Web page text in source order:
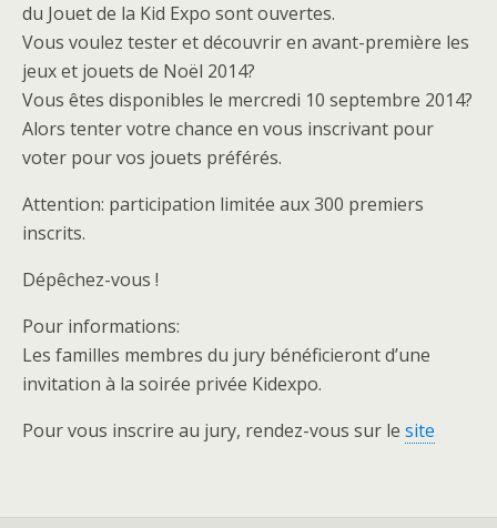
du Jouet de la Kid Expo sont ouvertes.
Vous voulez tester et découvrir en avant-première les
jeux et jouets de Noël 2014?
Vous êtes disponibles le mercredi 10 septembre 2014?
Alors tenter votre chance en vous inscrivant pour
voter pour vos jouets préférés.
Attention: participation limitée aux 300 premiers
inscrits.
Dépêchez-vous !
Pour informations:
Les familles membres du jury bénéficieront d’une
invitation à la soirée privée Kidexpo.
Pour vous inscrire au jury, rendez-vous sur le site